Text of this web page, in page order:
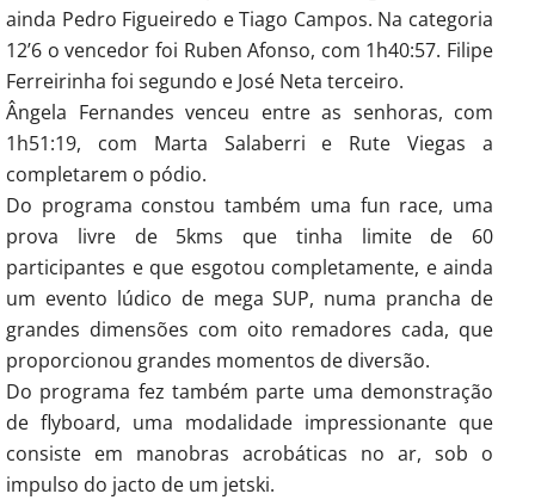
ainda Pedro Figueiredo e Tiago Campos. Na categoria
12’6 o vencedor foi Ruben Afonso, com 1h40:57. Filipe
Ferreirinha foi segundo e José Neta terceiro.
Ângela Fernandes venceu entre as senhoras, com
1h51:19, com Marta Salaberri e Rute Viegas a
completarem o pódio.
Do programa constou também uma fun race, uma
prova livre de 5kms que tinha limite de 60
participantes e que esgotou completamente, e ainda
um evento lúdico de mega SUP, numa prancha de
grandes dimensões com oito remadores cada, que
proporcionou grandes momentos de diversão.
Do programa fez também parte uma demonstração
de flyboard, uma modalidade impressionante que
consiste em manobras acrobáticas no ar, sob o
impulso do jacto de um jetski.